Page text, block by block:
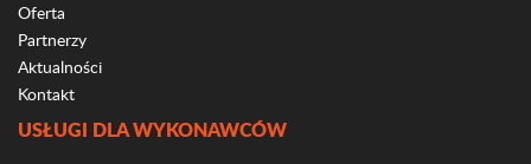
Oferta
Partnerzy
Aktualności
Kontakt
USŁUGI DLA WYKONAWCÓW